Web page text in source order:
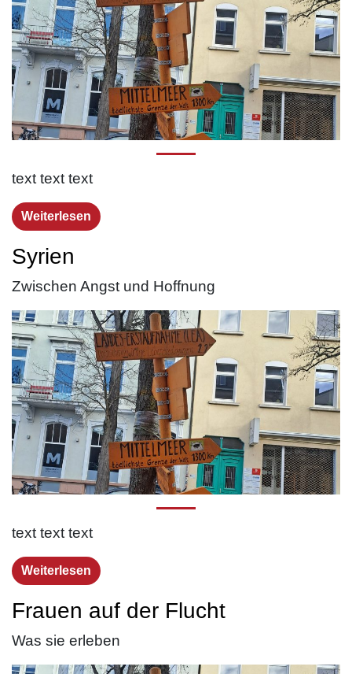
text text text
Weiterlesen
Syrien
Zwischen Angst und Hoffnung
text text text
Weiterlesen
Frauen auf der Flucht
Was sie erleben